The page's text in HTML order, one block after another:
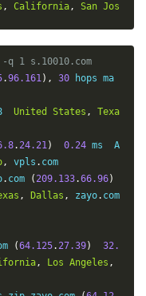
, California, San Jos
China, Guangdong
G
China Guangdong
China Guangdong
1 s.10010.com
.96.161), 30 hops ma
United States ,
Texa
.24.21) 0.24 ms  A
, vpls . com
. com (209.133.66.96)
, Dallas , zayo. com
(64.125.27.39)
32.
, Los Angeles ,